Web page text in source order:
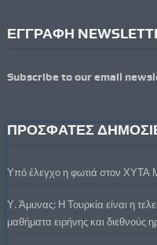
ΕΓΓΡΑΦΗ
Subscribe to our email
ΠΡΟΣΦΑΤΕΣ
Υπό έλεγχο η φωτιά στον ΧΥΤΑ
Υ. Άμυνας: Η Τουρκία είναι η
μαθήματα ειρήνης και διεθνούς